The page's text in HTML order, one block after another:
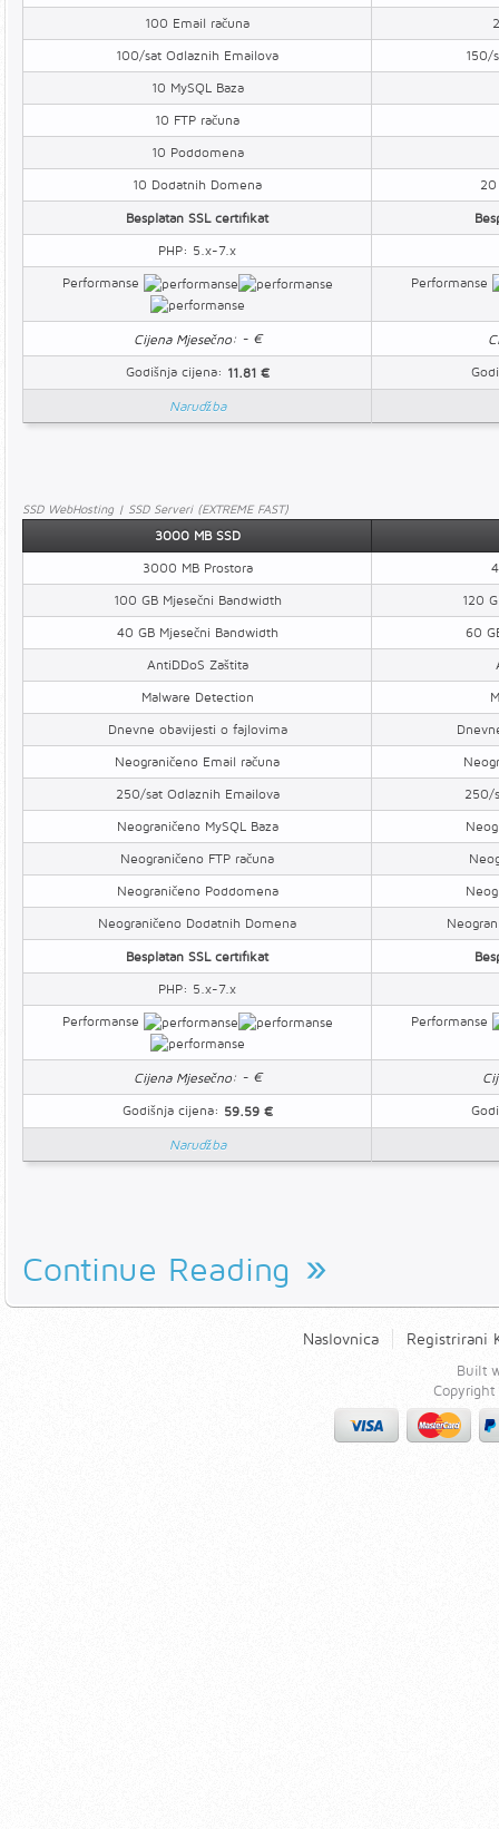
Narudžba
100 Email računa
100/sat Odlaznih Emailova
150/
10 MySQL Baza
10 FTP računa
10 Poddomena
10 Dodatnih Domena
Besplatan SSL certifikat
PHP: 5.x-7.x
Performanse
Performanse
Cijena Mjesečno: - €
Godišnja cijena: 11.81 €
SSD WebHosting | SSD Serveri (EXTREME FAST)
3000 MB SSD
Narudžba
3000 MB Prostora
100 GB Mjesečni Bandwidth
120
40 GB Mjesečni Bandwidth
60
AntiDDoS Zaštita
Malware Detection
Dnevne obavijesti o fajlovima
Neograničeno Email računa
250/sat Odlaznih Emailova
250/
Neograničeno MySQL Baza
Neograničeno FTP računa
Neograničeno Poddomena
Neograničeno Dodatnih Domena
Besplatan SSL certifikat
PHP: 5.x-7.x
Performanse
Performanse
Cijena Mjesečno: - €
Godišnja cijena: 59.59 €
Continue Reading
Naslovnica Registrirani
Built